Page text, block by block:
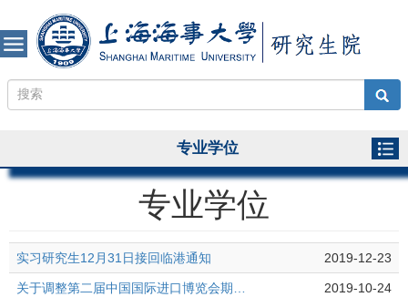
专业学位
专业学位
实习研究生12月31日接回临港通知 2019-12-23
2019-10-24